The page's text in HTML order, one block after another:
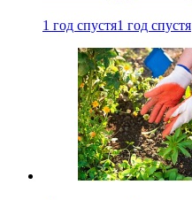
1 год спустя1 год спустя